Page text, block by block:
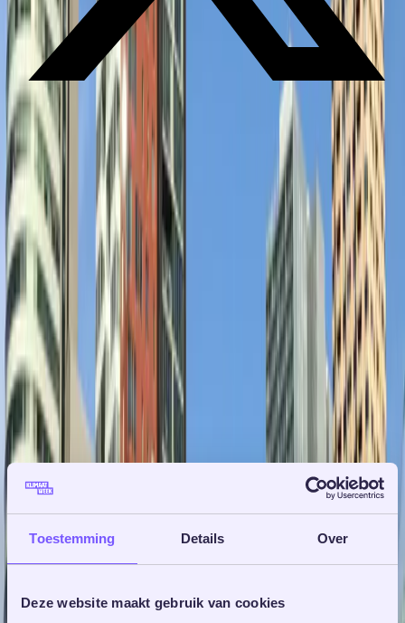
Toestemming Details Over
Deze website maakt gebruik van cookies
Verduurzamen van vastgoed, waar moet ik beginnen?
Praktische informatie